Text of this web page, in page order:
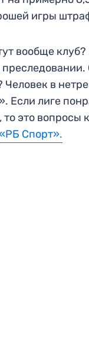
игры
вообще
Человек в
Если лиге
то это вопросы
Спорт».